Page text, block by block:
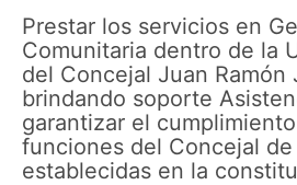
Prestar los servicios en
Comunitaria dentro de la
del Concejal Juan Ramón
brindando soporte
garantizar el
funciones del Concejal
establecidas en la